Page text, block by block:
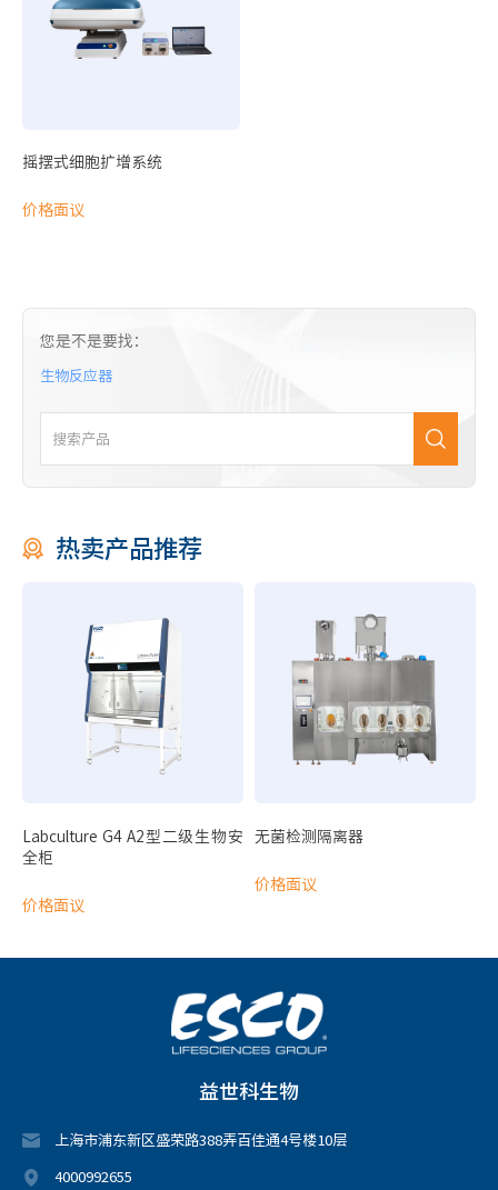
锥底离心管
样品制备
电动移液器
VIVA 动物饲养垫料处理工作台
样品分析
自动细胞计数分析仪
自动微生物计数分析仪
Airstream PCR专用垂直流洁净工作台
化学实验
器皿清洗设备
全自动器皿清洗机
摇摆式细胞扩增系统
价格面议
您是不是要找：
生物反应器
热卖产品推荐
Labculture G4 A2型二级生物安
全柜
价格面议
无菌检测隔离器
价格面议
益世科生物
上海市浦东新区盛荣路388弄百佳通4号楼10层
4000992655